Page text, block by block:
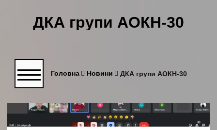
ДКА групи АОКН-30
Головна Новини ДКА групи АОКН-30